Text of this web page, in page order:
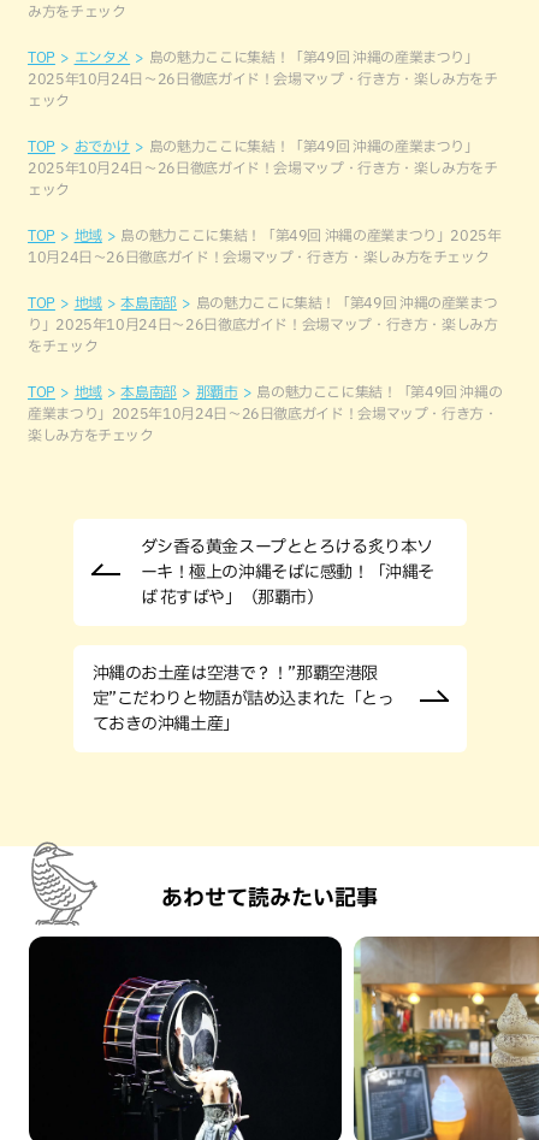
み方をチェック
TOP エンタメ
島の魅力ここに集結！「第49回 沖縄の産業まつり」
2025年10月24日〜26日徹底ガイド！会場マップ・行き方・楽しみ方をチ
ェック
TOP おでかけ
島の魅力ここに集結！「第49回 沖縄の産業まつり」
2025年10月24日〜26日徹底ガイド！会場マップ・行き方・楽しみ方をチ
ェック
TOP 地域
島の魅力ここに集結！「第49回 沖縄の産業まつり」2025年
10月24日〜26日徹底ガイド！会場マップ・行き方・楽しみ方をチェック
TOP 地域 本島南部
島の魅力ここに集結！「第49回 沖縄の産業まつ
り」2025年10月24日〜26日徹底ガイド！会場マップ・行き方・楽しみ方
をチェック
TOP 地域 本島南部 那覇市
島の魅力ここに集結！「第49回 沖縄の
産業まつり」2025年10月24日〜26日徹底ガイド！会場マップ・行き方・
楽しみ方をチェック
ダシ香る黄金スープととろける炙り本ソ
ーキ！極上の沖縄そばに感動！「沖縄そ
ば 花すばや」（那覇市）
沖縄のお土産は空港で？！”那覇空港限
定”こだわりと物語が詰め込まれた「とっ
ておきの沖縄土産」
あわせて読みたい記事